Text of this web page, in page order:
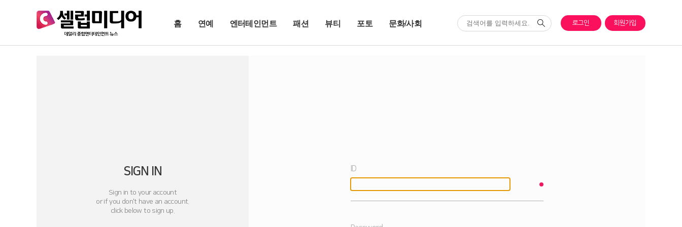
로그인 회원가입
홈 연예 엔터테인먼트 패션 뷰티 포토 문화/사회
SIGN IN
Sign in to your account
or if you don't have an account.
click below to sign up.
ID